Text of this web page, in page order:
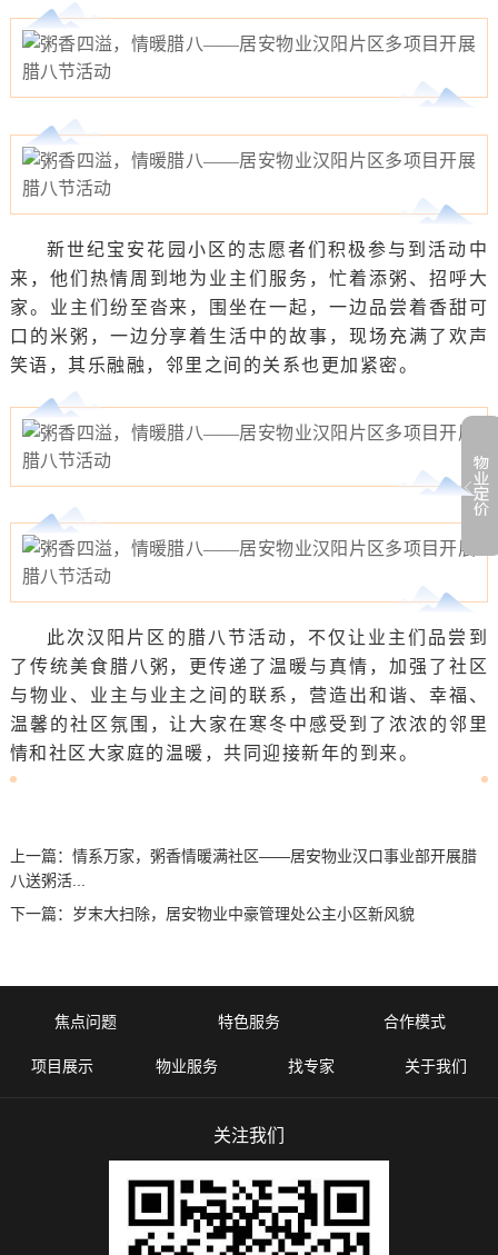
新世纪宝安花园小区的志愿者们积极参与到活动中
来，他们热情周到地为业主们服务，忙着添粥、招呼大
家。业主们纷至沓来，围坐在一起，一边品尝着香甜可
口的米粥，一边分享着生活中的故事，现场充满了欢声
笑语，其乐融融，邻里之间的关系也更加紧密。
此次汉阳片区的腊八节活动，不仅让业主们品尝到
了传统美食腊八粥，更传递了温暖与真情，加强了社区
与物业、业主与业主之间的联系，营造出和谐、幸福、
温馨的社区氛围，让大家在寒冬中感受到了浓浓的邻里
情和社区大家庭的温暖，共同迎接新年的到来。
上一篇： 情系万家，粥香情暖满社区——居安物业汉口事业部开展腊
八送粥活...
下一篇： 岁末大扫除，居安物业中豪管理处公主小区新风貌
焦点问题 特色服务 合作模式
项目展示 物业服务 找专家 关于我们
关注我们